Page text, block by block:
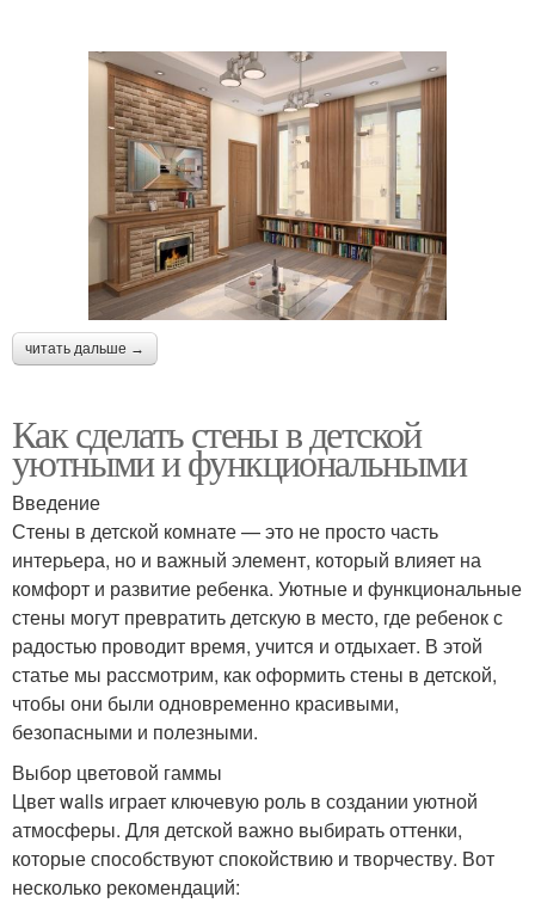
читать дальше →
Как сделать стены в детской
уютными и функциональными
Введение
Стены в детской комнате — это не просто часть
интерьера, но и важный элемент, который влияет на
комфорт и развитие ребенка. Уютные и функциональные
стены могут превратить детскую в место, где ребенок с
радостью проводит время, учится и отдыхает. В этой
статье мы рассмотрим, как оформить стены в детской,
чтобы они были одновременно красивыми,
безопасными и полезными.
Выбор цветовой гаммы
Цвет walls играет ключевую роль в создании уютной
атмосферы. Для детской важно выбирать оттенки,
которые способствуют спокойствию и творчеству. Вот
несколько рекомендаций: